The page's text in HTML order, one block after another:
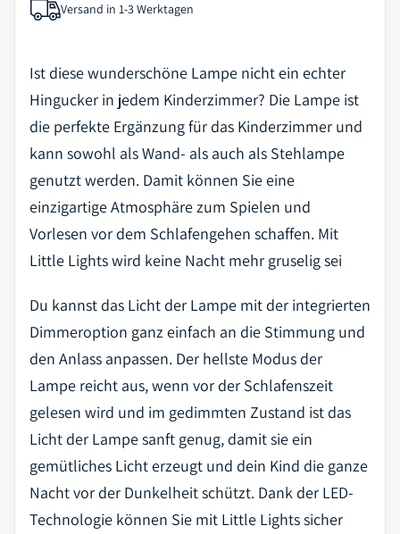
Versand in 1-3 Werktagen
Ist diese wunderschöne Lampe nicht ein echter
Hingucker in jedem Kinderzimmer? Die Lampe ist
die perfekte Ergänzung für das Kinderzimmer und
kann sowohl als Wand- als auch als Stehlampe
genutzt werden. Damit können Sie eine
einzigartige Atmosphäre zum Spielen und
Vorlesen vor dem Schlafengehen schaffen. Mit
Little Lights wird keine Nacht mehr gruselig sei
Du kannst das Licht der Lampe mit der integrierten
Dimmeroption ganz einfach an die Stimmung und
den Anlass anpassen. Der hellste Modus der
Lampe reicht aus, wenn vor der Schlafenszeit
gelesen wird und im gedimmten Zustand ist das
Licht der Lampe sanft genug, damit sie ein
gemütliches Licht erzeugt und dein Kind die ganze
Nacht vor der Dunkelheit schützt. Dank der LED-
Technologie können Sie mit Little Lights sicher